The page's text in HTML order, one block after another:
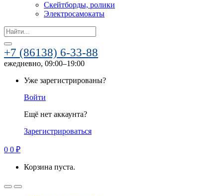
Скейтборды, ролики
Электросамокаты
Search
for:
+7 (86138) 6-33-88
ежедневно, 09:00–19:00
Уже зарегистрированы?
Войти
Ещё нет аккаунта?
Зарегистрироваться
0 0 ₽
Корзина пуста.